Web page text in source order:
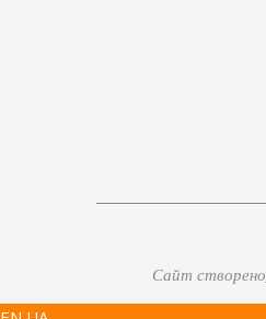
Сайт створено